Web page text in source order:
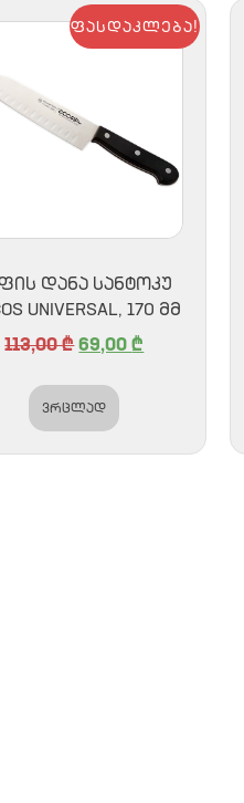
ფასდაკლება!
ᲓᲐᲜᲐ ᲡᲐᲜᲢᲝᲙᲣ
UNIVERSAL, 170 ᲛᲛ
113,00₾ 69,00₾
ვრცლად